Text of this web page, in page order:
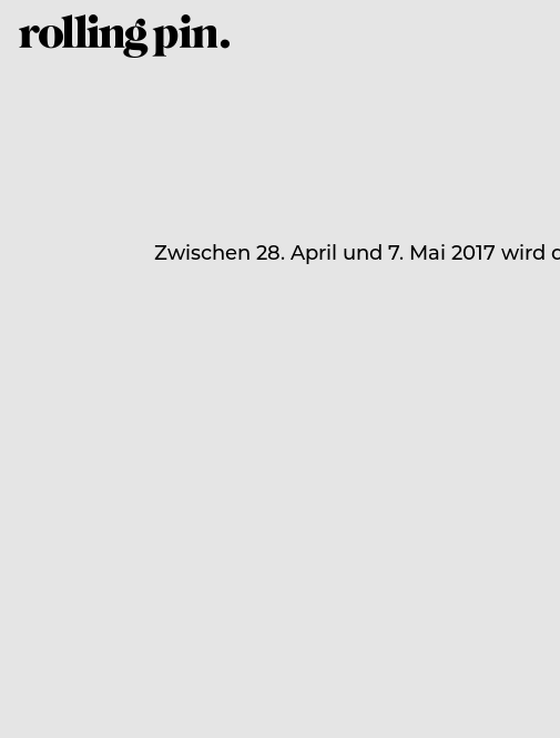
Zwischen 28. April und 7. Mai 2017